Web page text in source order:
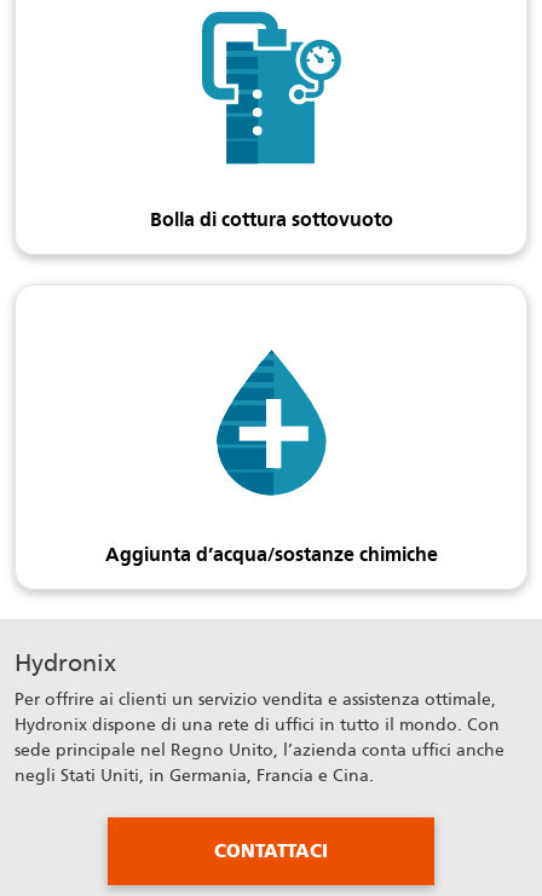
Bolla di cottura sottovuoto
Aggiunta d’acqua/sostanze chimiche
Hydronix
Per offrire ai clienti un servizio vendita e assistenza ottimale,
Hydronix dispone di una rete di uffici in tutto il mondo. Con
sede principale nel Regno Unito, l’azienda conta uffici anche
negli Stati Uniti, in Germania, Francia e Cina.
CONTATTACI